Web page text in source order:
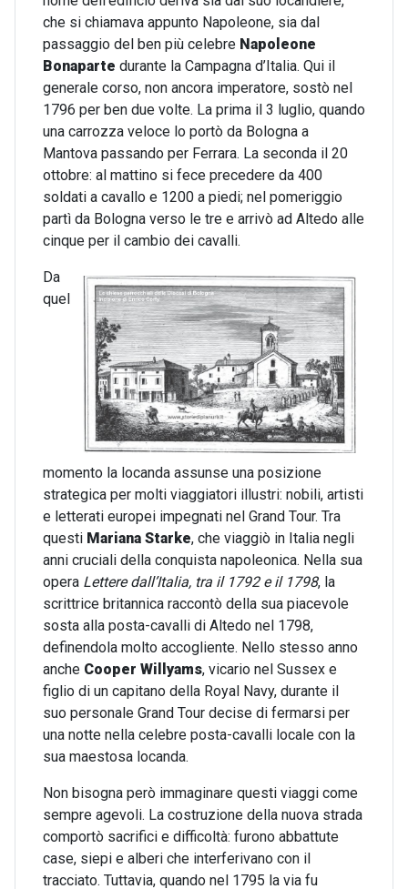
che si chiamava appunto Napoleone, sia dal
passaggio del ben più celebre Napoleone
Bonaparte durante la Campagna d’Italia. Qui il
generale corso, non ancora imperatore, sostò nel
1796 per ben due volte. La prima il 3 luglio, quando
una carrozza veloce lo portò da Bologna a
Mantova passando per Ferrara. La seconda il 20
ottobre: al mattino si fece precedere da 400
soldati a cavallo e 1200 a piedi; nel pomeriggio
partì da Bologna verso le tre e arrivò ad Altedo alle
cinque per il cambio dei cavalli.
Da
quel
momento la locanda assunse una posizione
strategica per molti viaggiatori illustri: nobili, artisti
e letterati europei impegnati nel Grand Tour. Tra
questi Mariana Starke, che viaggiò in Italia negli
anni cruciali della conquista napoleonica. Nella sua
opera Lettere dall’Italia, tra il 1792 e il 1798, la
scrittrice britannica raccontò della sua piacevole
sosta alla posta-cavalli di Altedo nel 1798,
definendola molto accogliente. Nello stesso anno
anche Cooper Willyams, vicario nel Sussex e
figlio di un capitano della Royal Navy, durante il
suo personale Grand Tour decise di fermarsi per
una notte nella celebre posta-cavalli locale con la
sua maestosa locanda.
Non bisogna però immaginare questi viaggi come
sempre agevoli. La costruzione della nuova strada
comportò sacrifici e difficoltà: furono abbattute
case, siepi e alberi che interferivano con il
tracciato. Tuttavia, quando nel 1795 la via fu